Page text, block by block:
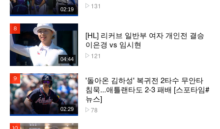
02:19 131
04:44
[HL] 리커브 일반부 여자 개인전 결승
이은경 vs 임시현
121
02:29
'돌아온 김하성' 복귀전 2타수 무안타
침묵...애틀랜타도 2-3 패배 [스포타임#
뉴스]
78